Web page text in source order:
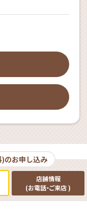
のお申し込み
店舗情報
(お電話・ご来店)